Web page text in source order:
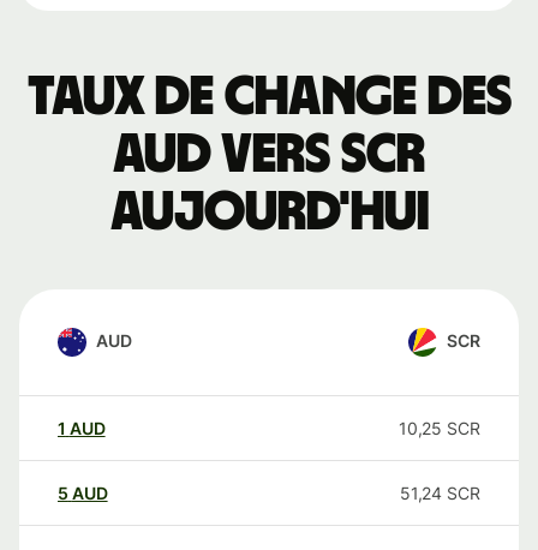
Taux de change des
AUD vers SCR
aujourd'hui
AUD SCR
1 AUD 10,25 SCR
5 AUD 51,24 SCR